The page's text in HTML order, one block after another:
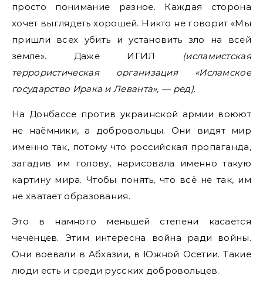
просто понимание разное. Каждая сторона
хочет выглядеть хорошей. Никто не говорит «Мы
пришли всех убить и установить зло на всей
земле». Даже ИГИЛ
(исламистская
террористическая организация «Исламское
государство Ирака и Леванта», — ред).
На Донбассе против украинской армии воюют
не наёмники, а добровольцы. Они видят мир
именно так, потому что российская пропаганда,
загадив им голову, нарисовала именно такую
картину мира. Чтобы понять, что всё не так, им
не хватает образования.
Это в намного меньшей степени касается
чеченцев. Этим интересна война ради войны.
Они воевали в Абхазии, в Южной Осетии. Такие
люди есть и среди русских добровольцев.